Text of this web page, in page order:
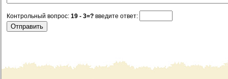
Контрольный вопрос: 19 - 3=? введите ответ: